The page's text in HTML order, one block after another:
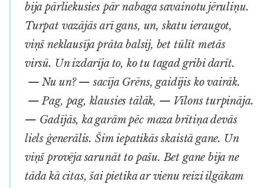
bija pārliekusies pār nabaga savainotu jēruliņu.
Turpat vazājās arī gans, un, skatu ieraugot,
viņš neklausīja prāta balsij, bet tūlīt metās
virsū. Un izdarīja to, ko tu tagad gribi darīt.
— Nu un? — sacīja Grēns, gaidījis ko vairāk.
— Pag, pag, klausies tālāk, — Vīlons turpināja.
— Gadījās, ka garām pēc maza brītiņa devās
liels ģenerālis. Šim iepatikās skaistā gane. Un
viņš provēja sarunāt to pašu. Bet gane bija ne
tāda kā citas, šai pietika ar vienu reizi ilgākam